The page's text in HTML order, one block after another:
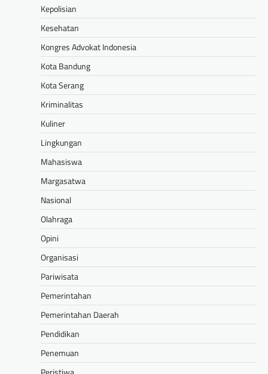
Kepolisian
Kesehatan
Kongres Advokat Indonesia
Kota Bandung
Kota Serang
Kriminalitas
Kuliner
Lingkungan
Mahasiswa
Margasatwa
Nasional
Olahraga
Opini
Organisasi
Pariwisata
Pemerintahan
Pemerintahan Daerah
Pendidikan
Penemuan